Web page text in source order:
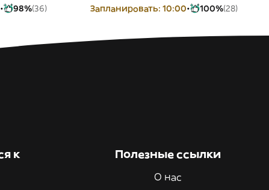
98%(36) Запланировать: 10:00 100%(28)
к
Полезные ссылки
О нас